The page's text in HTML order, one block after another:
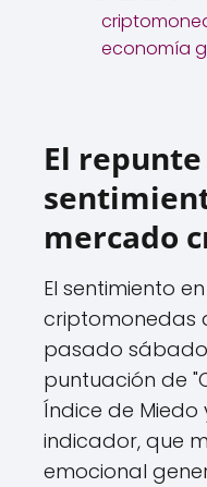
economía
El
mercado
El sentimiento
criptomonedas
pasado
puntuación de
Índice de Miedo
indicador, que
emocional